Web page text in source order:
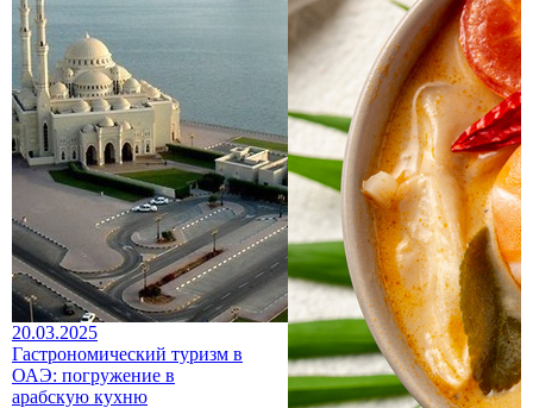
20.03.2025
Гастрономический туризм в
ОАЭ: погружение в
арабскую кухню